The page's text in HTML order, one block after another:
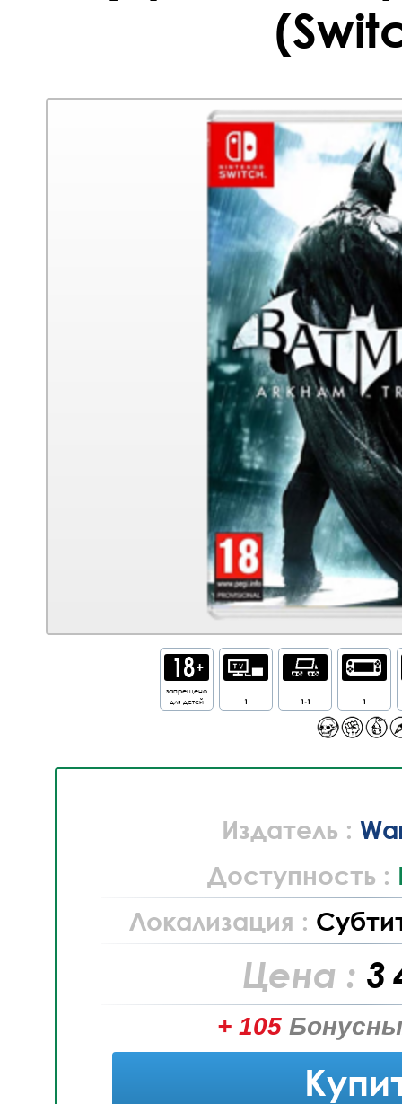
запрещено
для детей
1 1-1 1
Издатель :
Доступность :
Локализация :
Цена : 3
+ 105